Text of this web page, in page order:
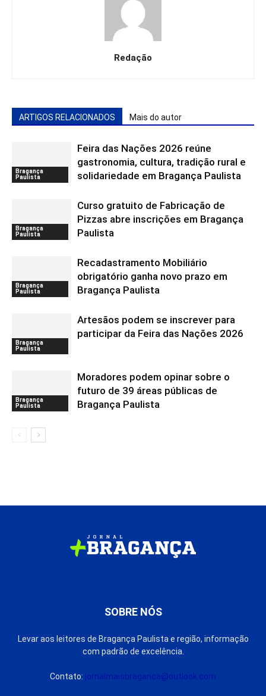
Redação
ARTIGOS RELACIONADOS Mais do autor
Bragança
Paulista
Feira das Nações 2026 reúne
gastronomia, cultura, tradição rural e
solidariedade em Bragança Paulista
Bragança
Paulista
Curso gratuito de Fabricação de
Pizzas abre inscrições em Bragança
Paulista
Bragança
Paulista
Recadastramento Mobiliário
obrigatório ganha novo prazo em
Bragança Paulista
Bragança
Paulista
Artesãos podem se inscrever para
participar da Feira das Nações 2026
Bragança
Paulista
Moradores podem opinar sobre o
futuro de 39 áreas públicas de
Bragança Paulista
SOBRE NÓS
Levar aos leitores de Bragança Paulista e região, informação
com padrão de excelência.
Contato: jornalmaisbraganca@outlook.com